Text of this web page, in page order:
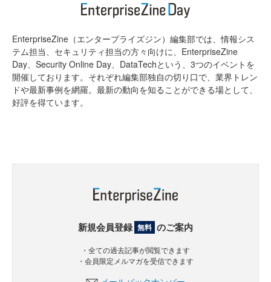
EnterpriseZine（エンタープライズジン）編集部では、情報シス
テム担当、セキュリティ担当の方々向けに、EnterpriseZine
Day、Security Online Day、DataTechという、3つのイベントを
開催しております。それぞれ編集部独自の切り口で、業界トレン
ドや最新事例を網羅。最新の動向を知ることができる場として、
好評を得ています。
新規会員登録 無料 のご案内
・全ての過去記事が閲覧できます
・会員限定メルマガを受信できます